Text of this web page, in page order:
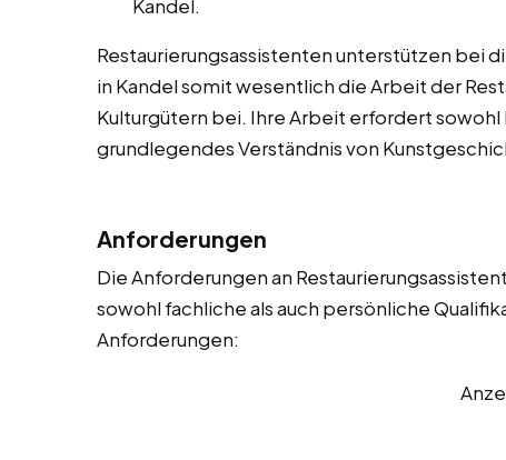
Kandel.
Restaurierungsassistenten unterstützen bei
in Kandel somit wesentlich die Arbeit der
Kulturgütern bei. Ihre Arbeit erfordert sowohl
grundlegendes Verständnis von
Anforderungen
Die Anforderungen an
sowohl fachliche als auch persönliche
Anforderungen: